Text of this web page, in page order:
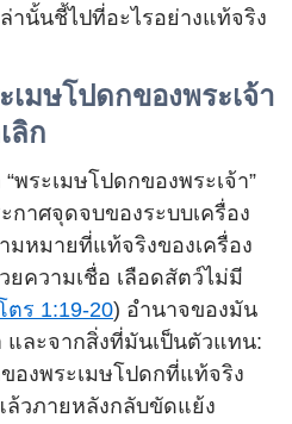
านั้นชี้ไปที่อะไรอย่างแท้จริง
เมษโปดกของพระเจ้า
ลิก
พระเมษโปดกของพระเจ้า”
กาศจุดจบของระบบเครื่อง
มหมายที่แท้จริงของเครื่อง
ความเชื่อ เลือดสัตว์ไม่มี
ตร 1:19-20) อำนาจของมัน
และจากสิ่งที่มันเป็นตัวแทน:
องพระเมษโปดกที่แท้จริง
ล้วภายหลังกลับขัดแย้ง